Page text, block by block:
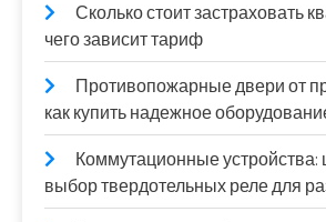
Сколько стоит застраховать
чего зависит тариф
Противопожарные двери от
как купить надежное
Коммутационные устройства:
выбор твердотельных реле для